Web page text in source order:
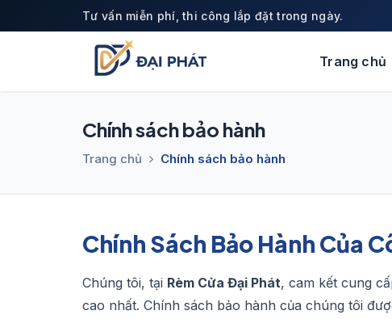
Tư vấn miễn phí, thi công lắp đặt trong ngày.
Trang chủ
Chính sách bảo hành
Trang chủ Chính sách bảo hành
Chính Sách Bảo Hành Của
Chúng tôi, tại Rèm Cửa Đại Phát, cam kết cung
cao nhất. Chính sách bảo hành của chúng tôi